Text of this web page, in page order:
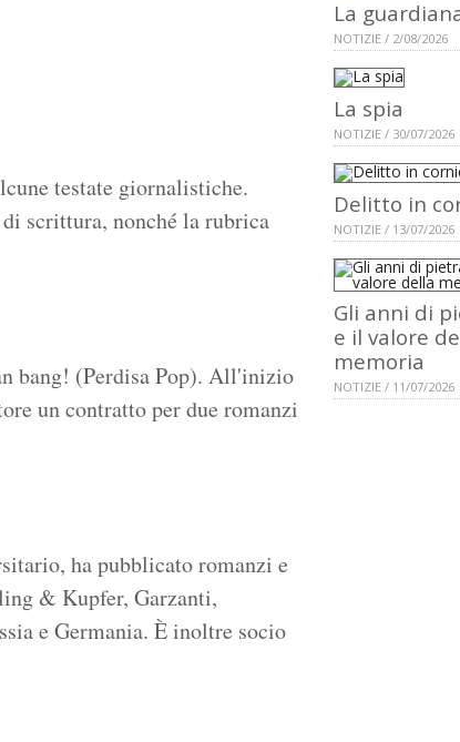
testate giornalistiche.
scrittura, nonché la rubrica
bang! (Perdisa Pop). All'inizio
un contratto per due romanzi
ha pubblicato romanzi e
& Kupfer, Garzanti,
e Germania. È inoltre socio
La
NOTIZIE / 2/08/2026
La spia
NOTIZIE / 30/07/2026
Delitto in
NOTIZIE / 13/07/2026
Gli anni di
e il valore
memoria
NOTIZIE / 11/07/2026